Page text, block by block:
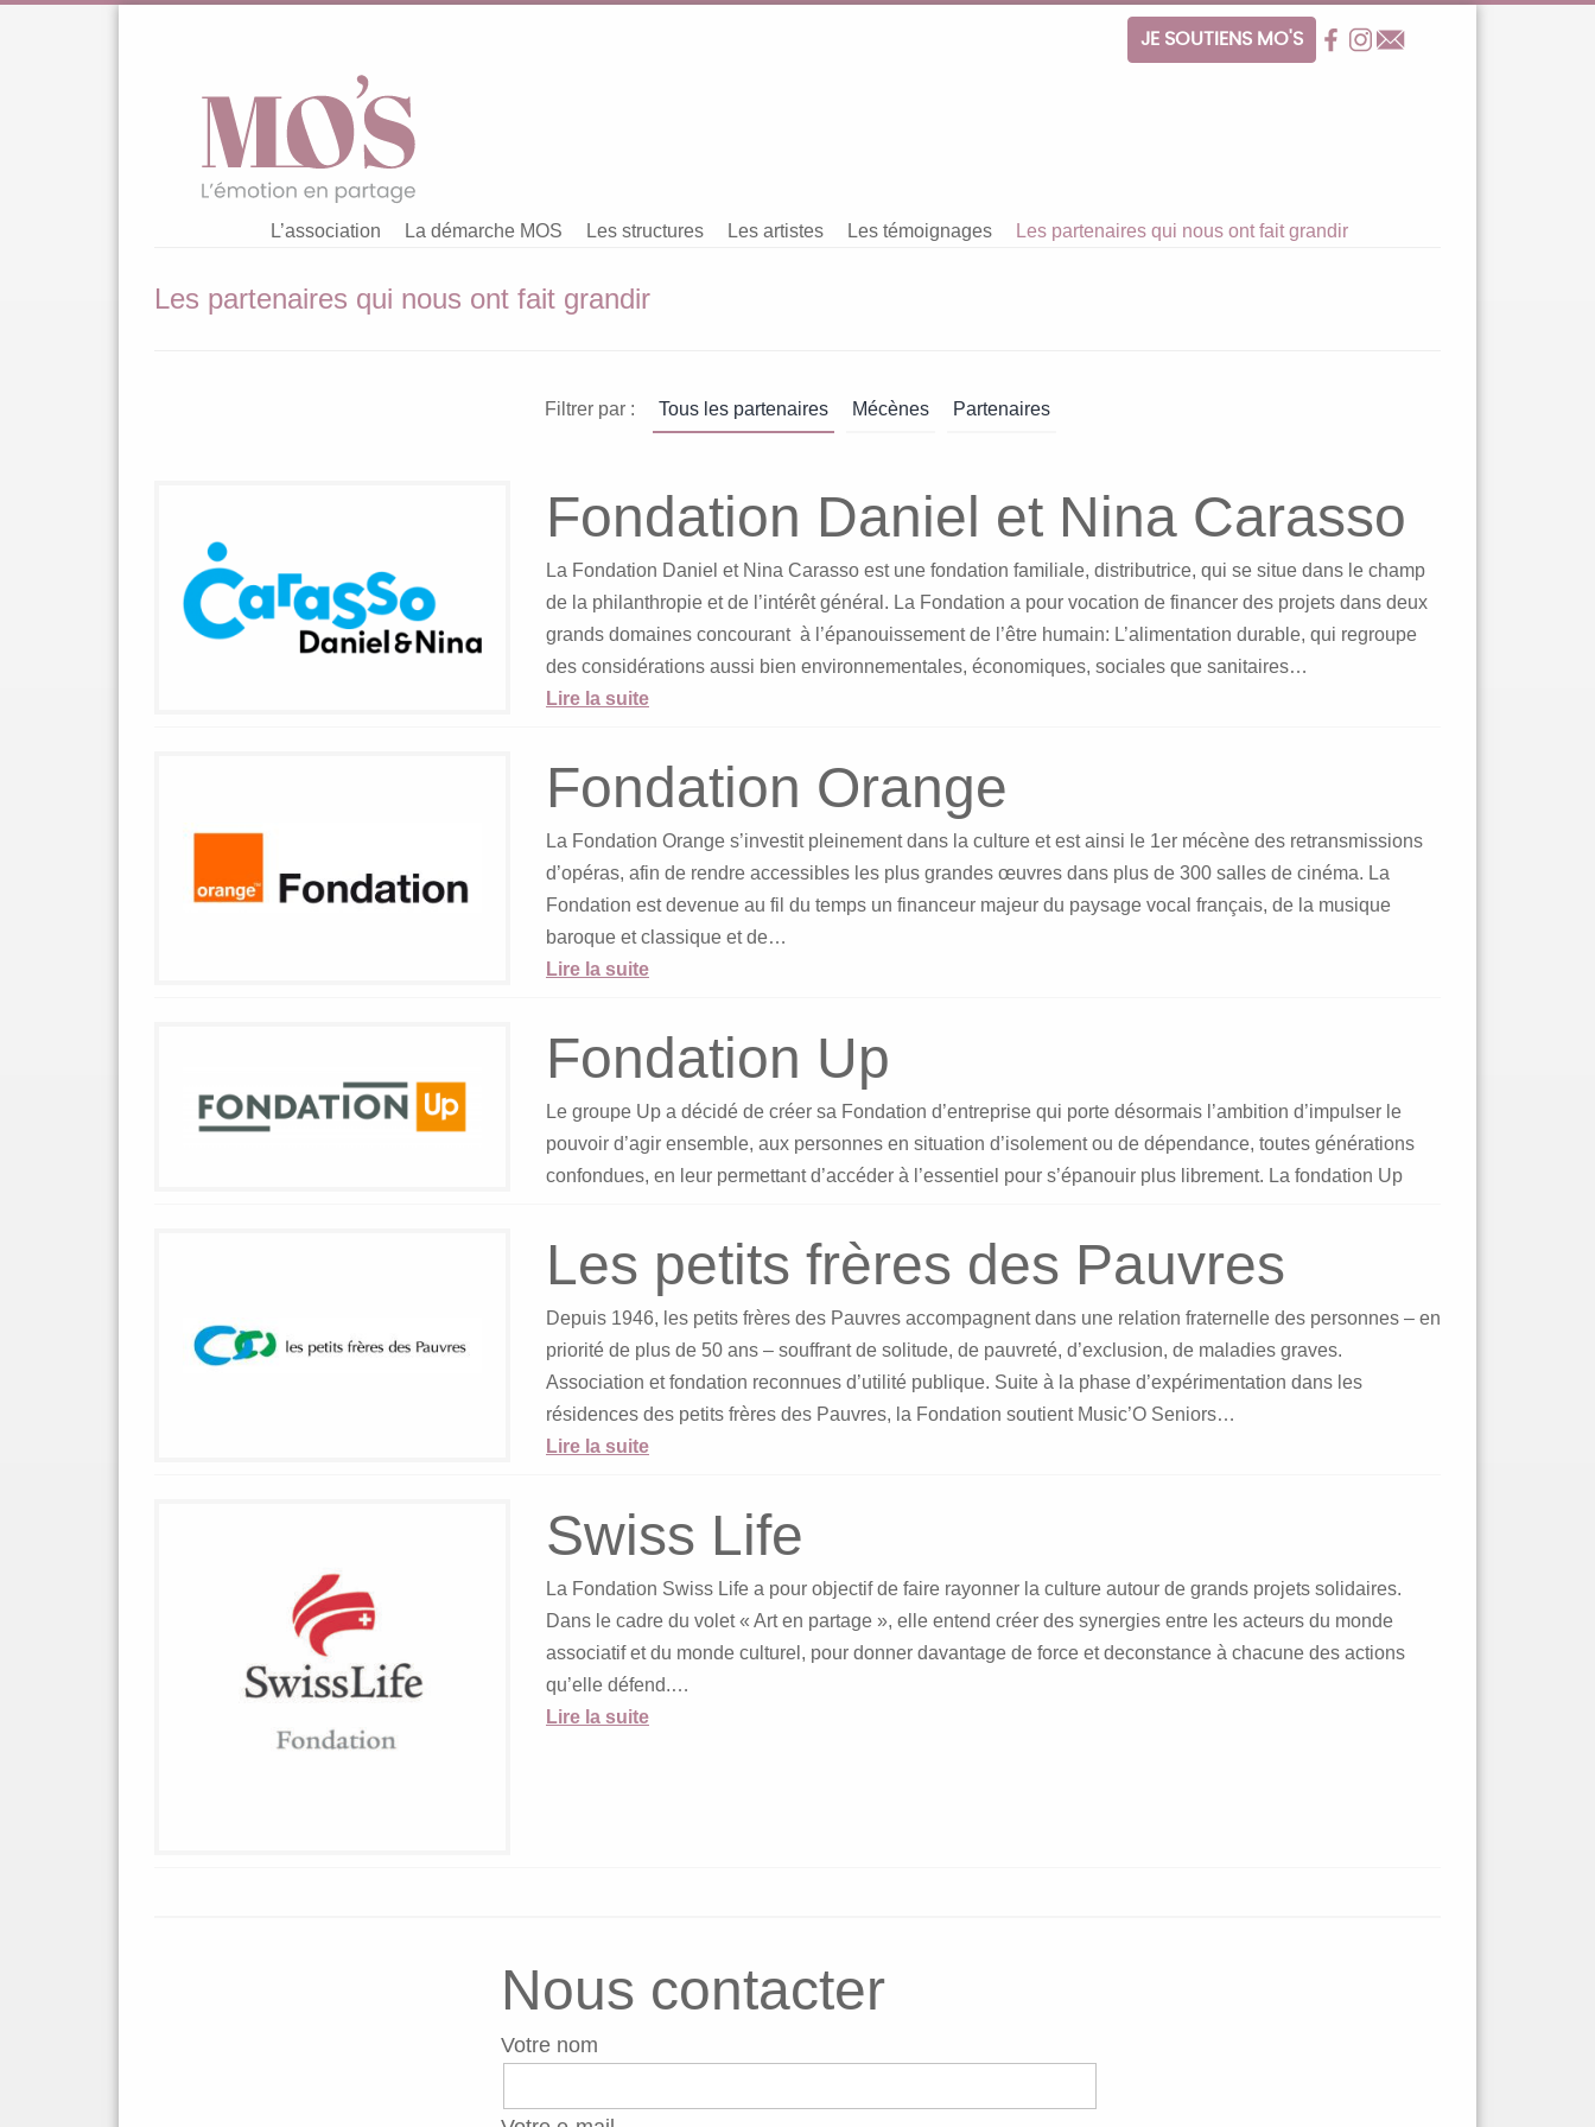
JE SOUTIENS MO'S
L’association La démarche MOS Les structures Les artistes Les témoignages Les partenaires qui nous ont fait grandir
Les partenaires qui nous ont fait grandir
Filtrer par : Tous les partenaires Mécènes Partenaires
Fondation Daniel et Nina Carasso
La Fondation Daniel et Nina Carasso est une fondation familiale, distributrice, qui se situe dans le champ
de la philanthropie et de l’intérêt général. La Fondation a pour vocation de financer des projets dans deux
grands domaines concourant à l’épanouissement de l’être humain: L’alimentation durable, qui regroupe
des considérations aussi bien environnementales, économiques, sociales que sanitaires…
Lire la suite
Fondation Orange
La Fondation Orange s’investit pleinement dans la culture et est ainsi le 1er mécène des retransmissions
d’opéras, afin de rendre accessibles les plus grandes œuvres dans plus de 300 salles de cinéma. La
Fondation est devenue au fil du temps un financeur majeur du paysage vocal français, de la musique
baroque et classique et de…
Lire la suite
Fondation Up
Le groupe Up a décidé de créer sa Fondation d’entreprise qui porte désormais l’ambition d’impulser le
pouvoir d’agir ensemble, aux personnes en situation d’isolement ou de dépendance, toutes générations
confondues, en leur permettant d’accéder à l’essentiel pour s’épanouir plus librement. La fondation Up
Les petits frères des Pauvres
Depuis 1946, les petits frères des Pauvres accompagnent dans une relation fraternelle des personnes – en
priorité de plus de 50 ans – souffrant de solitude, de pauvreté, d’exclusion, de maladies graves.
Association et fondation reconnues d’utilité publique. Suite à la phase d’expérimentation dans les
résidences des petits frères des Pauvres, la Fondation soutient Music’O Seniors…
Lire la suite
Swiss Life
La Fondation Swiss Life a pour objectif de faire rayonner la culture autour de grands projets solidaires.
Dans le cadre du volet « Art en partage », elle entend créer des synergies entre les acteurs du monde
associatif et du monde culturel, pour donner davantage de force et deconstance à chacune des actions
qu’elle défend.…
Lire la suite
Nous contacter
Votre nom